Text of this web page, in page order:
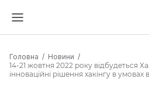
Головна
Новини
14-21 жовтня 2022 року відбудеться
інноваційні рішення хакінгу в умовах